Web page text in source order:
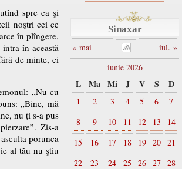
Sinaxar
« mai
iul. »
iunie 2026
L Ma Mi J V S D
1 2 3 4 5 6
7
8
9 10 11 12 13
14
15
16 17 18 19 20
21
22
23 24 25 26 27
28
spre ea şi
noştri cei ce
în plîngere,
în această
de minte, ci
„Nu cu
„Bine, mă
nu ţi s-a pus
Zis-a
porunca
al tău nu ştiu